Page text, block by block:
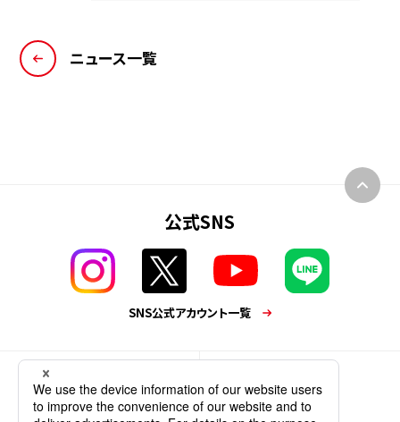
ニュース一覧
公式SNS
SNS公式アカウント一覧
業務用商品 企業情報